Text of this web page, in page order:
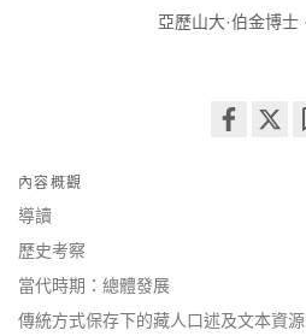
亞歷山大·伯金博士
內容概觀
導讀
歷史考察
當代時期：總體發展
傳統方式保存下的藏人口述及文本資源